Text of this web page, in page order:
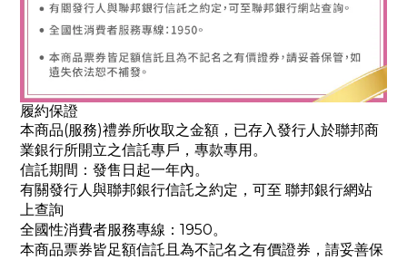
履約保證
本商品(服務)禮券所收取之金額，已存入發行人於聯邦商
業銀行所開立之信託專戶，專款專用。
信託期間：發售日起一年內。
有關發行人與聯邦銀行信託之約定，可至 聯邦銀行網站
上查詢
全國性消費者服務專線：1950。
本商品票券皆足額信託且為不記名之有價證券，請妥善保